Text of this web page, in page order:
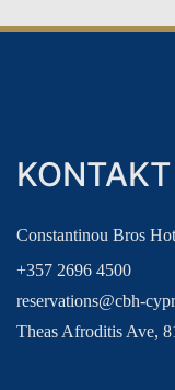
KONTAKT
Constantinou Bros
+357 2696 4500
reservations@cbh-
Theas Afroditis Ave,